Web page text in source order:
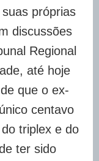
próprias
discussões
Regional
até hoje
que o ex-
centavo
triplex e do
ter sido